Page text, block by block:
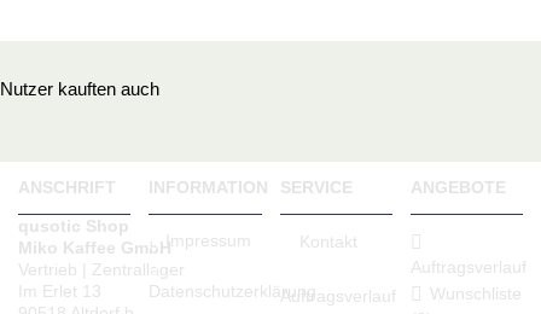
Nutzer kauften auch
ANSCHRIFT
qusotic Shop
Miko Kaffee GmbH
Vertrieb | Zentrallager
Im Erlet 13
INFORMATION
Impressum
Datenschutzerklärung
SERVICE
Kontakt
Auftragsverlauf
ANGEBOTE
Auftragsverlauf
Wunschliste